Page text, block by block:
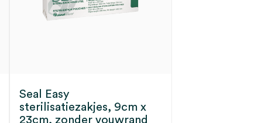
Seal Easy
sterilisatiezakjes, 9cm x
23cm, zonder vouwrand